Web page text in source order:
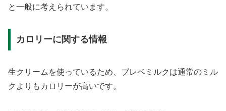
と一般に考えられています。
カロリーに関する情報
生クリームを使っているため、ブレベミルクは通常のミル
クよりもカロリーが高いです。